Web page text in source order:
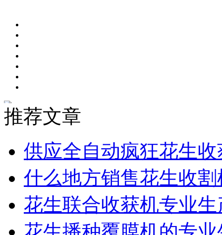
推荐文章
供应全自动疯狂花生收
什么地方销售花生收
花生联合收获机专业